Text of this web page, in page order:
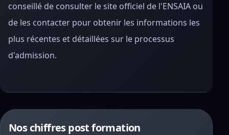
conseillé de consulter le site officiel de l'ENSAIA ou
de les contacter pour obtenir les informations les
plus récentes et détaillées sur le processus
d'admission.
Nos chiffres post formation